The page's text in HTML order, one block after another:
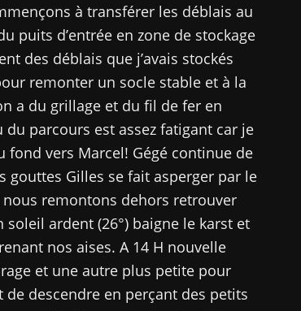
à transférer les déblais au
puits d’entrée en zone de stockage
des déblais que j’avais stockés
remonter un socle stable et à la
a du grillage et du fil de fer en
parcours est assez fatigant car je
vers Marcel! Gégé continue de
gouttes Gilles se fait asperger par le
remontons dehors retrouver
ardent (26°) baigne le karst et
nos aises. A 14 H nouvelle
et une autre plus petite pour
descendre en perçant des petits